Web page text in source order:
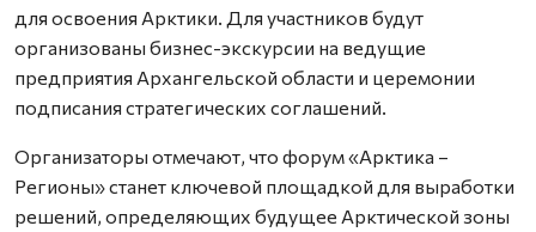
для освоения Арктики. Для участников будут
организованы бизнес-экскурсии на ведущие
предприятия Архангельской области и церемонии
подписания стратегических соглашений.
Организаторы отмечают, что форум «Арктика –
Регионы» станет ключевой площадкой для выработки
решений, определяющих будущее Арктической зоны